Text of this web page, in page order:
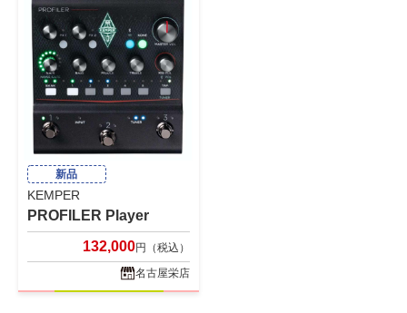
新品
KEMPER
PROFILER Player
132,000円（税込）
名古屋栄店